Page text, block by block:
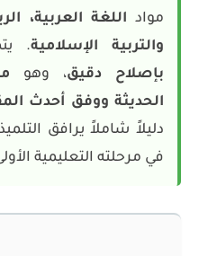
مواد اللغة العربية،
والتربية الإسلامية.
بإصلاح دقيق، وهو
الحديثة ووفق أحدث
دليلاً شاملاً يرافق
في مرحلته التعليمية